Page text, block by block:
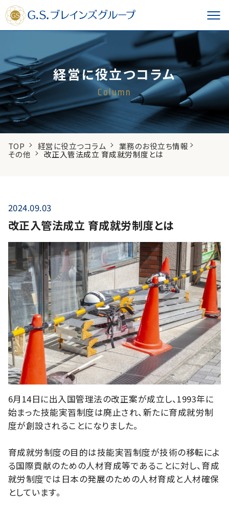
経営に役立つコラム
Column
TOP 経営に役立つコラム 業務のお役立ち情報
その他 改正入管法成立 育成就労制度とは
2024.09.03
改正入管法成立 育成就労制度とは
6月14日に出入国管理法の改正案が成立し、1993年に
始まった技能実習制度は廃止され、新たに育成就労制
度が創設されることになりました。
育成就労制度の目的は技能実習制度が技術の移転によ
る国際貢献のための人材育成等であることに対し、育成
就労制度では日本の発展のための人材育成と人材確保
としています。